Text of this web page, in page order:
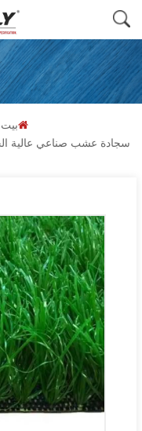
بيت
سجادة عشب صناعي عالية الجودة | عشب